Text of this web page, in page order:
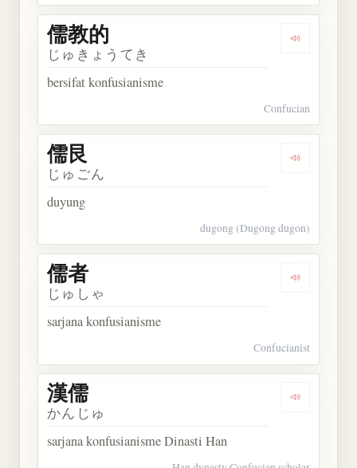
Dengarkan
儒教的
じゅきょうてき
bersifat konfusianisme
Confucian
Dengarkan
儒艮
じゅごん
duyung
dugong (Dugong dugon)
Dengarkan
儒者
じゅしゃ
sarjana konfusianisme
Confucianist
Dengarkan
漢儒
かんじゅ
sarjana konfusianisme Dinasti Han